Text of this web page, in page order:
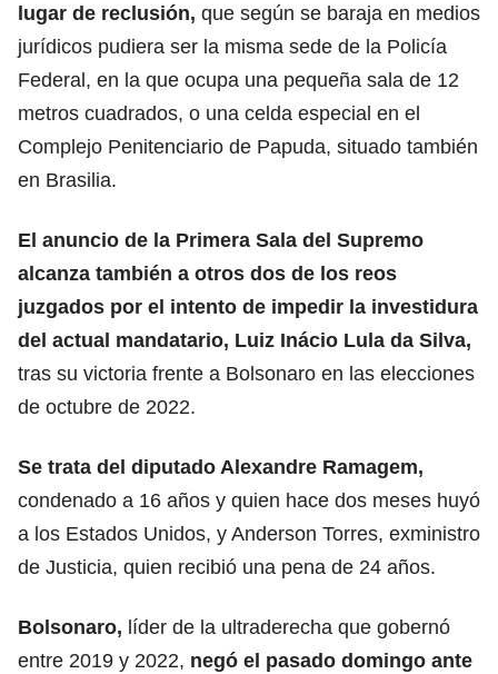
lugar de reclusión, que según se baraja en medios
jurídicos pudiera ser la misma sede de la Policía
Federal, en la que ocupa una pequeña sala de 12
metros cuadrados, o una celda especial en el
Complejo Penitenciario de Papuda, situado también
en Brasilia.
El anuncio de la Primera Sala del Supremo
alcanza también a otros dos de los reos
juzgados por el intento de impedir la investidura
del actual mandatario, Luiz Inácio Lula da Silva,
tras su victoria frente a Bolsonaro en las elecciones
de octubre de 2022.
Se trata del diputado Alexandre Ramagem,
condenado a 16 años y quien hace dos meses huyó
a los Estados Unidos, y Anderson Torres, exministro
de Justicia, quien recibió una pena de 24 años.
Bolsonaro, líder de la ultraderecha que gobernó
entre 2019 y 2022, negó el pasado domingo ante